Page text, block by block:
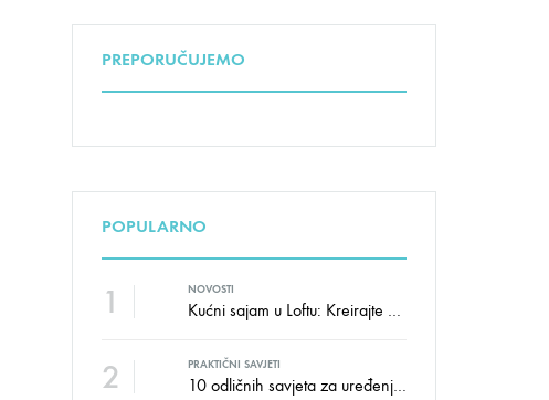
PREPORUČUJEMO
POPULARNO
1 NOVOSTI
Kućni sajam u Loftu: Kreirajte dom sa stilom i udobnošću uz velike uštede!
2 PRAKTIČNI SAVJETI
10 odličnih savjeta za uređenje dječije sobe